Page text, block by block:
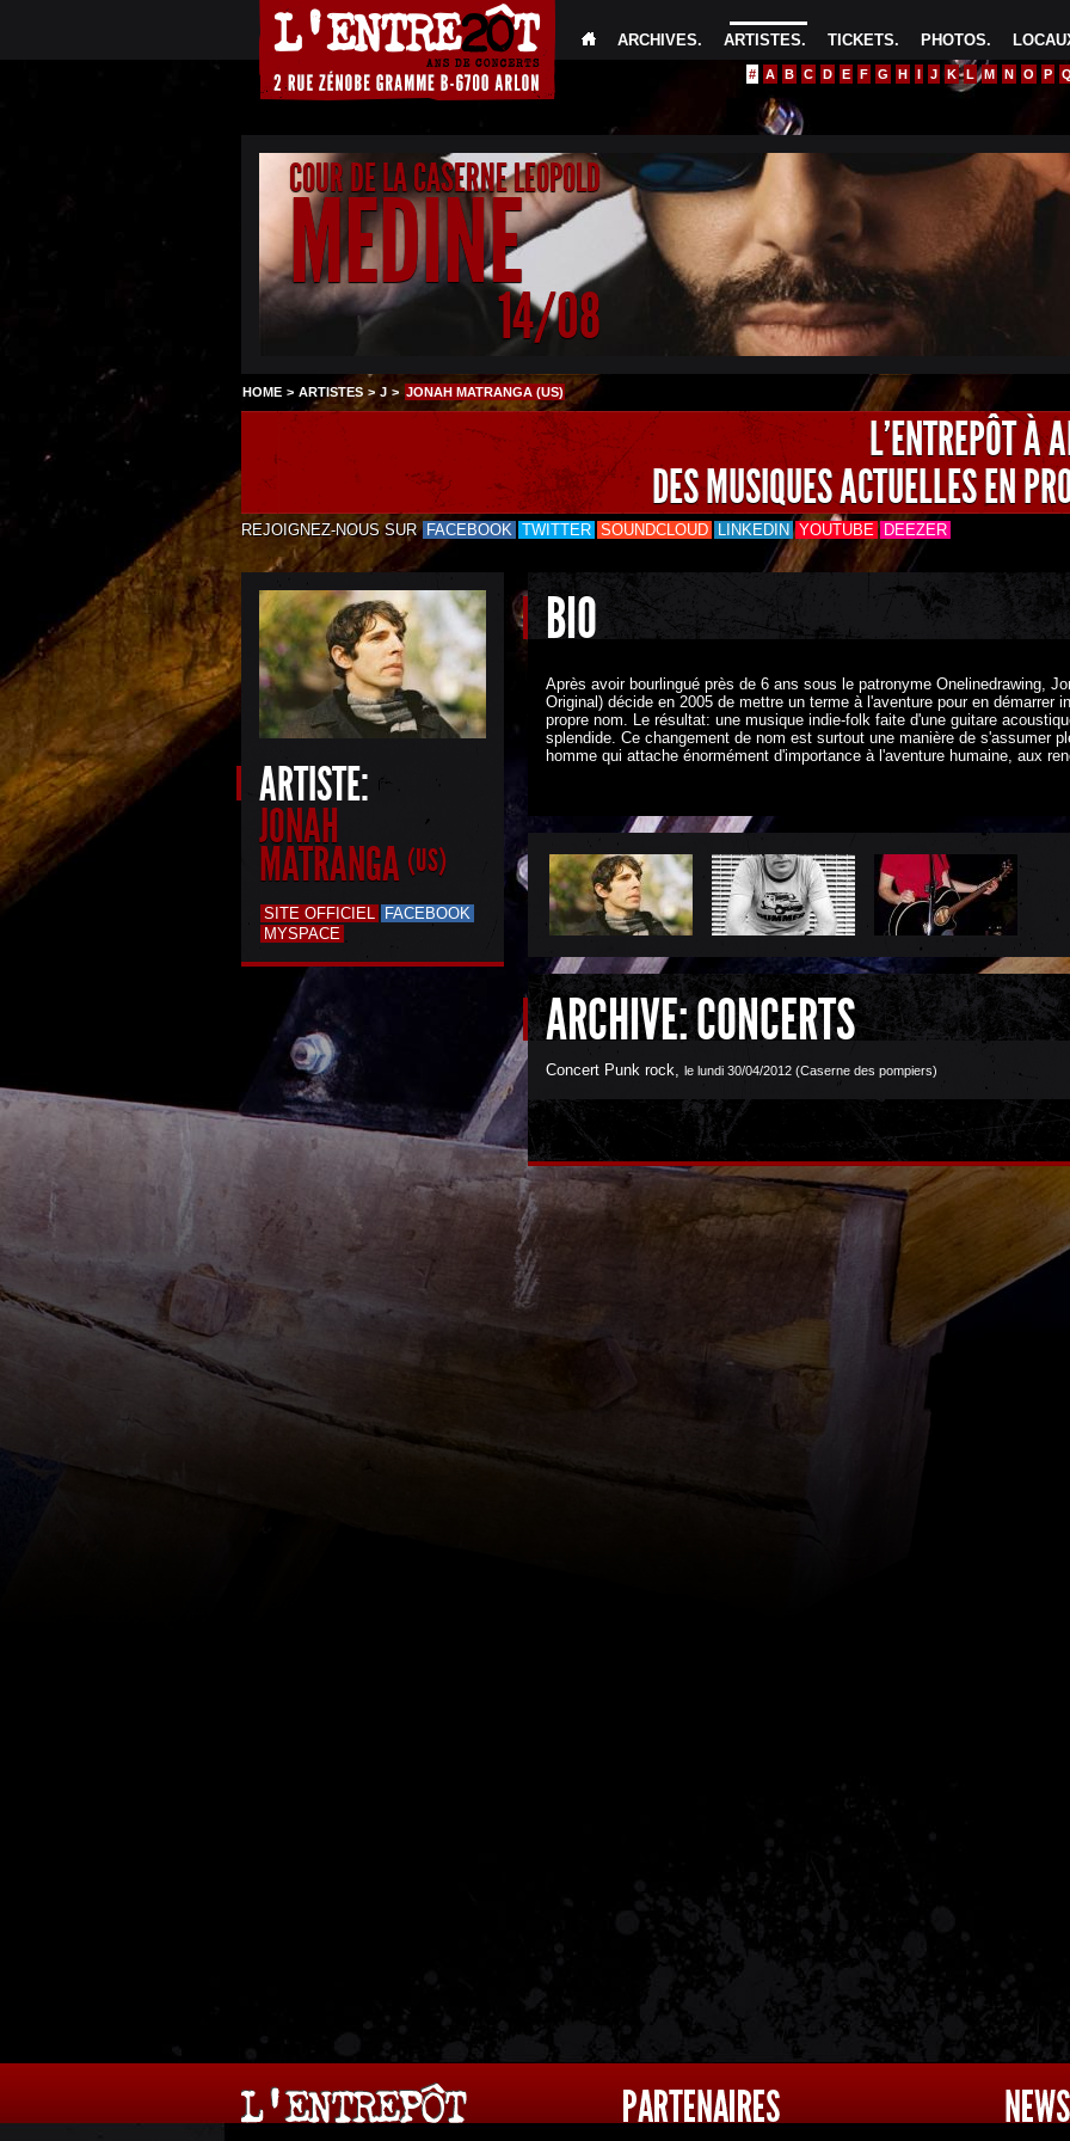
PHOTOS.
TICKETS.
ARTISTES.
ARCHIVES.
# A B C D E F G H I J K L M N O P
COUR DE LA CASERNE LEOPOLD
MEDINE
14/08
HOME > ARTISTES > J > JONAH MATRANGA (US)
L'ENTREPÔT À
DES MUSIQUES ACTUELLES EN
REJOIGNEZ-NOUS SUR FACEBOOK TWITTER SOUNDCLOUD LINKEDIN YOUTUBE DEEZER
ARTISTE:
JONAH
MATRANGA (US)
SITE OFFICIEL
FACEBOOK
MYSPACE
BIO
Après avoir bourlingué près de 6 ans sous le patronyme Onelinedrawing,
Original) décide en 2005 de mettre un terme à l'aventure pour en démarrer
propre nom. Le résultat: une musique indie-folk faite d'une guitare
splendide. Ce changement de nom est surtout une manière de s'assumer
homme qui attache énormément d'importance à l'aventure humaine, aux
ARCHIVE: CONCERTS
Concert Punk rock, le lundi 30/04/2012 (Caserne des pompiers)